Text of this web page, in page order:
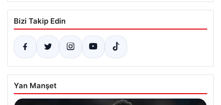
Bizi Takip Edin
Yan Manşet